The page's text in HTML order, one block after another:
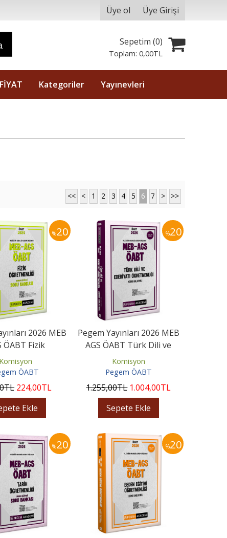
Üye ol Üye Girişi
Sepetim (0)
Toplam:0,00TL
Kategoriler Yayınevleri
<< < 1 2 3 4 5 6 7 > >>
%20
2026 MEB
ÖABT Fizik
Tamamı
Soru...
Komisyon
ÖABT
TL 224,00TL
Ekle
%20
Pegem Yayınları 2026 MEB
AGS ÖABT Türk Dili ve
Edebiyatı Öğretmenliği...
Komisyon
Pegem ÖABT
1.255,00TL 1.004,00TL
Sepete Ekle
%20 %20